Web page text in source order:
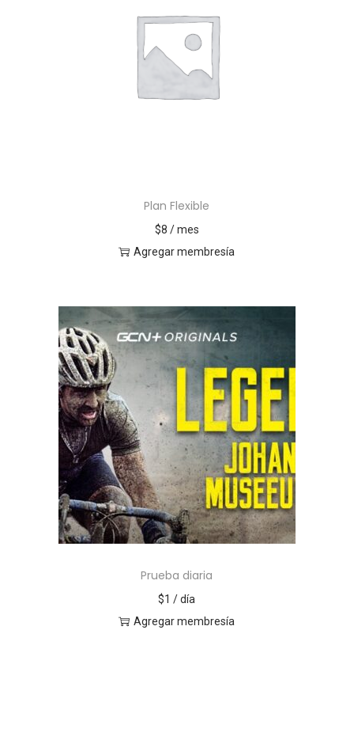
Plan Flexible
$8 / mes
Agregar membresía
Prueba diaria
$1 / día
Agregar membresía